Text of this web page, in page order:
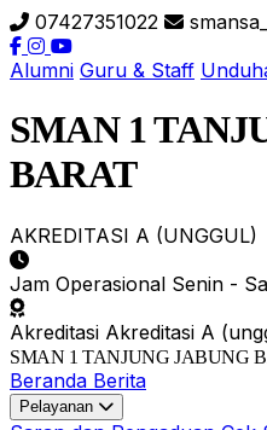
07427351022
Alumni Guru & Staff
SMAN 1
BARAT
AKREDITASI A (UNGGUL)
Jam Operasional Senin -
Akreditasi Akreditasi A
SMAN 1 TANJUNG JABUNG
Beranda Berita
Pelayanan